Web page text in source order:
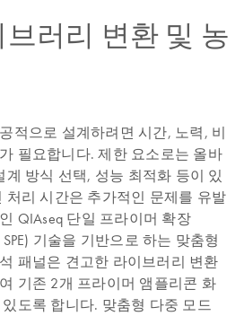
러리 변환 및 농
적으로 설계하려면 시간, 노력, 비
필요합니다. 제한 요소로는 올바
방식 선택, 성능 최적화 등이 있
처리 시간은 추가적인 문제를 유발
QIAseq 단일 프라이머 확장
SPE) 기술을 기반으로 하는 맞춤형
패널은 견고한 라이브러리 변환
기존 2개 프라이머 앰플리콘 화
도록 합니다. 맞춤형 다중 모드